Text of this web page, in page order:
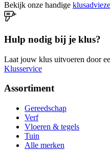
Bekijk onze handige
Hulp nodig bij je klus?
Laat jouw klus uitvoeren door
Klusservice
Assortiment
Gereedschap
Verf
Vloeren & tegels
Tuin
Alle merken